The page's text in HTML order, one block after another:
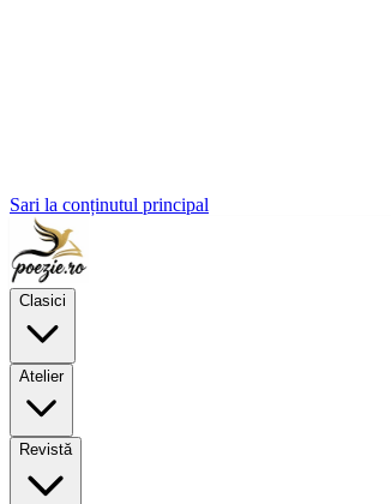
Sari la conținutul principal
Clasici
Atelier
Revistă